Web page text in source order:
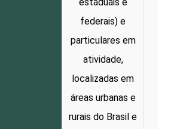
federais) e
particulares em
atividade,
localizadas em
áreas urbanas e
rurais do Brasil e